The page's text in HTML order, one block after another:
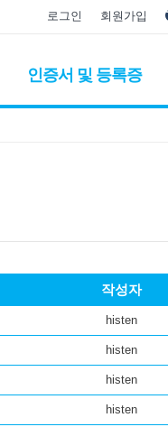
로그인 회원가입
인증서 및 등록증
작성자
histen
histen
histen
histen